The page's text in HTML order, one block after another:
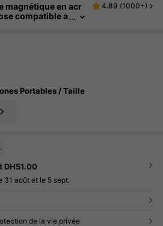
magnétique en acr
compatible a
pour le printemp
4.89 (1000+)
Portables / Taille
DH51.00
31 août et le 5 sept.
de la vie privée